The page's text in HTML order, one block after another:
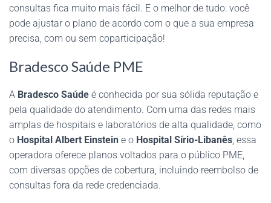
consultas fica muito mais fácil. E o melhor de tudo: você
pode ajustar o plano de acordo com o que a sua empresa
precisa, com ou sem coparticipação!
Bradesco Saúde PME
A Bradesco Saúde é conhecida por sua sólida reputação e
pela qualidade do atendimento. Com uma das redes mais
amplas de hospitais e laboratórios de alta qualidade, como
o Hospital Albert Einstein e o Hospital Sírio-Libanês, essa
operadora oferece planos voltados para o público PME,
com diversas opções de cobertura, incluindo reembolso de
consultas fora da rede credenciada.